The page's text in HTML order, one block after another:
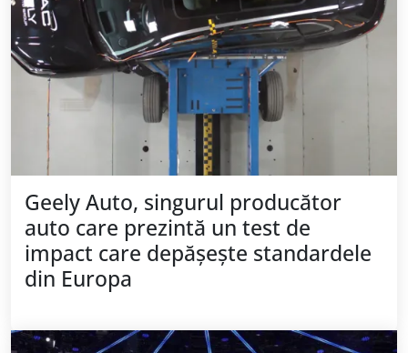
Geely Auto, singurul producător
auto care prezintă un test de
impact care depășește standardele
din Europa